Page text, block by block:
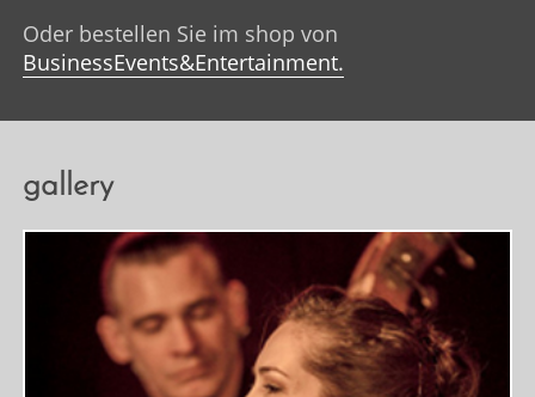
Oder bestellen Sie im shop von
BusinessEvents&Entertainment.
gallery